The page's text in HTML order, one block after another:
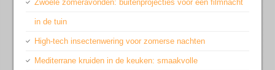
Zwoele zomeravonden: buitenprojecties voor een filmnacht
in de tuin
High-tech insectenwering voor zomerse nachten
Mediterrane kruiden in de keuken: smaakvolle